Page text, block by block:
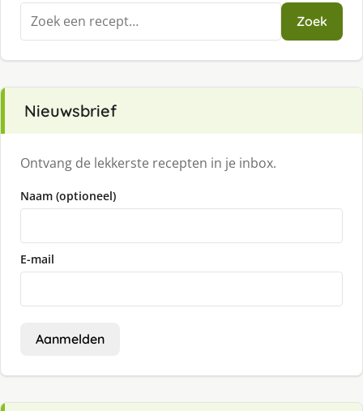
Zoeken
naar:
Zoek
Nieuwsbrief
Ontvang de lekkerste recepten in je inbox.
Naam (optioneel)
E-mail
Aanmelden